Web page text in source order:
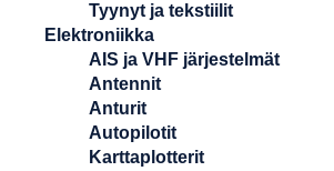
Tyynyt ja tekstiilit
Elektroniikka
AIS ja VHF järjestelmät
Antennit
Anturit
Autopilotit
Karttaplotterit